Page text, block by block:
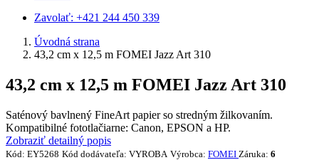
Zavolať: +421 244 450 339
Úvodná strana
43,2 cm x 12,5 m FOMEI Jazz Art 310
43,2 cm x 12,5 m FOMEI Jazz Art 310
Saténový bavlnený FineArt papier so stredným žilkovaním.
Kompatibilné fototlačiarne: Canon, EPSON a HP.
Zobraziť detailný popis
Kód: EY5268 Kód dodávateľa: VYROBA Výrobca: FOMEI Záruka: 6